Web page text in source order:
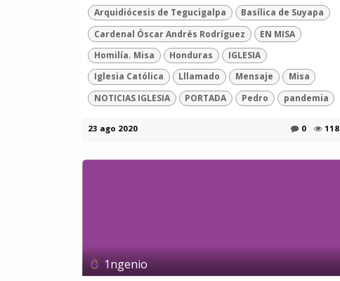
Arquidiócesis de Tegucigalpa
Basílica de Suyapa
Cardenal Óscar Andrés Rodríguez
EN MISA
Homilía. Misa
Honduras
IGLESIA
Iglesia Católica
Lllamado Mensaje
Misa
NOTICIAS IGLESIA
PORTADA Pedro pandemia
23 ago 2020 0 118
1ngenio